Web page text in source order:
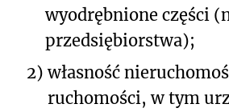
wyodrębnione części
przedsiębiorstwa);
2) własność
ruchomości, w tym